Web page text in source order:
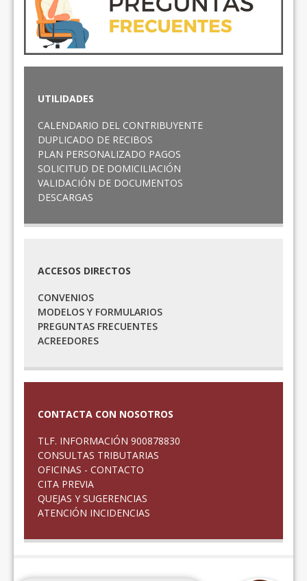
UTILIDADES
CALENDARIO DEL CONTRIBUYENTE
DUPLICADO DE RECIBOS
PLAN PERSONALIZADO PAGOS
SOLICITUD DE DOMICILIACIÓN
VALIDACIÓN DE DOCUMENTOS
DESCARGAS
ACCESOS DIRECTOS
CONVENIOS
MODELOS Y FORMULARIOS
PREGUNTAS FRECUENTES
ACREEDORES
CONTACTA CON NOSOTROS
TLF. INFORMACIÓN 900878830
CONSULTAS TRIBUTARIAS
OFICINAS - CONTACTO
CITA PREVIA
QUEJAS Y SUGERENCIAS
ATENCIÓN INCIDENCIAS